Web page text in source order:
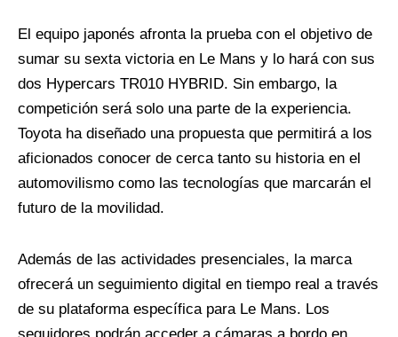
El equipo japonés afronta la prueba con el objetivo de
sumar su sexta victoria en Le Mans y lo hará con sus
dos Hypercars TR010 HYBRID. Sin embargo, la
competición será solo una parte de la experiencia.
Toyota ha diseñado una propuesta que permitirá a los
aficionados conocer de cerca tanto su historia en el
automovilismo como las tecnologías que marcarán el
futuro de la movilidad.
Además de las actividades presenciales, la marca
ofrecerá un seguimiento digital en tiempo real a través
de su plataforma específica para Le Mans. Los